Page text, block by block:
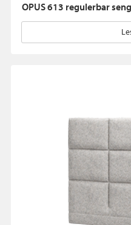
OPUS 613 regulerbar seng